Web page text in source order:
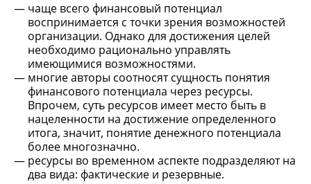
чаще всего финансовый потенциал
воспринимается с точки зрения возможностей
организации. Однако для достижения целей
необходимо рационально управлять
имеющимися возможностями.
многие авторы соотносят сущность понятия
финансового потенциала через ресурсы.
Впрочем, суть ресурсов имеет место быть в
нацеленности на достижение определенного
итога, значит, понятие денежного потенциала
более многозначно.
ресурсы во временном аспекте подразделяют на
два вида: фактические и резервные.